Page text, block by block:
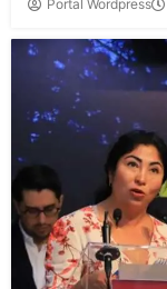
Portal Wordpress